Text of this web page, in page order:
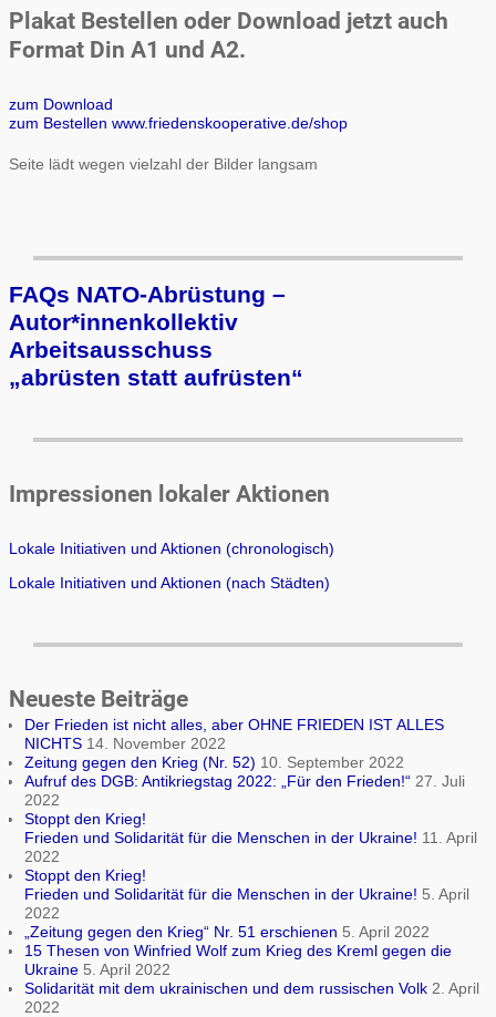
Plakat Bestellen oder Download jetzt auch
Format Din A1 und A2.
zum Download
zum Bestellen www.friedenskooperative.de/shop
Seite lädt wegen vielzahl der Bilder langsam
FAQs NATO-Abrüstung –
Autor*innenkollektiv
Arbeits­aus­schuss
„ab­rüs­ten statt auf­rüs­ten“
Impressionen lokaler Aktionen
Lokale Initiativen und Aktionen (chronologisch)
Lokale Initiativen und Aktionen (nach Städten)
Neueste Beiträge
Der Frieden ist nicht alles, aber OHNE FRIEDEN IST ALLES
NICHTS 14. November 2022
Zeitung gegen den Krieg (Nr. 52) 10. September 2022
Aufruf des DGB: Antikriegstag 2022: „Für den Frieden!“ 27. Juli
2022
Stoppt den Krieg!
Frieden und Solidarität für die Menschen in der Ukraine! 11. April
2022
Stoppt den Krieg!
Frieden und Solidarität für die Menschen in der Ukraine! 5. April
2022
„Zeitung gegen den Krieg“ Nr. 51 erschienen 5. April 2022
15 Thesen von Winfried Wolf zum Krieg des Kreml gegen die
Ukraine 5. April 2022
Solidarität mit dem ukrainischen und dem russischen Volk 2. April
2022